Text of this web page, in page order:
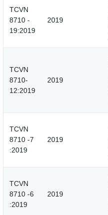
TCVN
8710 -
19:2019
2019
TCVN
8710-
12:2019
2019
TCVN
8710 -7
:2019
2019
TCVN
8710 -6
:2019
2019